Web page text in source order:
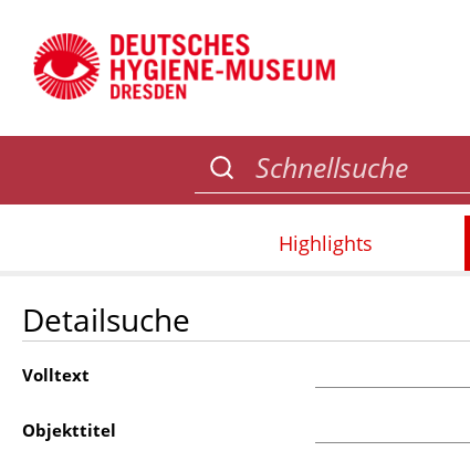
Highlights
Detailsuche
Volltext
Objekttitel